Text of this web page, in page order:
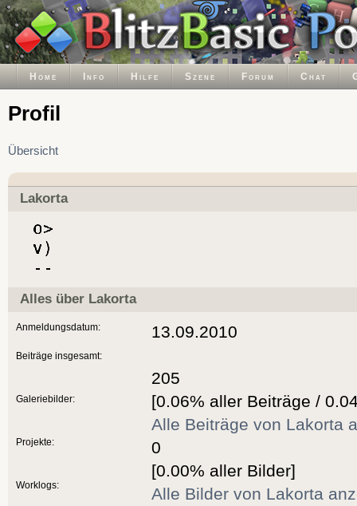
Home Info Hilfe Szene Forum Chat
Profil
Übersicht
Lakorta
Alles über Lakorta
Anmeldungsdatum:
Beiträge insgesamt:
Galeriebilder:
Projekte:
Worklogs:
13.09.2010
205
[0.06% aller Beiträge /
Alle Beiträge von Lakorta
0
[0.00% aller Bilder]
Alle Bilder von Lakorta